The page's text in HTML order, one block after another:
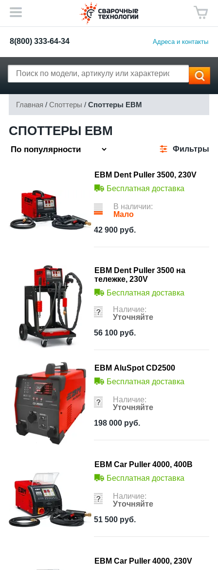
8(800) 333-64-34 Адреса и контакты
Главная / Споттеры / Споттеры ЕВМ
СПОТТЕРЫ ЕВМ
Фильтры
ЕВМ Dent Puller 3500, 230V
Бесплатная доставка
В наличии:
Мало
42 900 руб.
ЕВМ Dent Puller 3500 на
тележке, 230V
Бесплатная доставка
Наличие:
Уточняйте
56 100 руб.
ЕВМ AluSpot CD2500
Бесплатная доставка
Наличие:
Уточняйте
198 000 руб.
ЕВМ Car Puller 4000, 400В
Бесплатная доставка
Наличие:
Уточняйте
51 500 руб.
ЕВМ Car Puller 4000, 230V